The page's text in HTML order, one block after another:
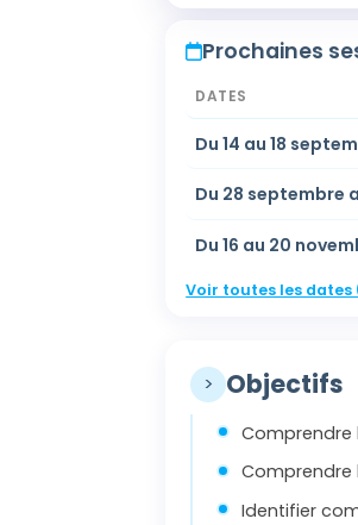
Prochaines
DATES
Du 14 au 18
Du 28 septembre
Du 16 au 20
Voir toutes les dates
> Objectifs
Comprendre
Comprendre
Identifier